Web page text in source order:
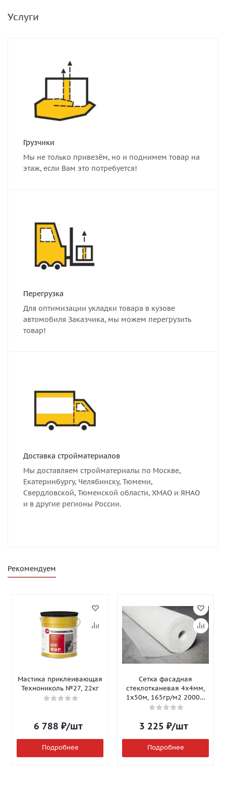
Услуги
Грузчики
Мы не только привезём, но и поднимем товар на
этаж, если Вам это потребуется!
Перегрузка
Для оптимизации укладки товара в кузове
автомобиля Заказчика, мы можем перегрузить
товар!
Доставка стройматериалов
Мы доставляем стройматериалы по Москве,
Екатеринбургу, Челябинску, Тюмени,
Свердловской, Тюменской области, ХМАО и ЯНАО
и в другие регионы России.
Рекомендуем
Мастика приклеивающая
Технониколь №27, 22кг
6 788 ₽/шт
Подробнее
Сетка фасадная
стеклотканевая 4х4мм,
1х50м, 165гр/м2 2000Н
Isomax-165
3 225 ₽/шт
Подробнее